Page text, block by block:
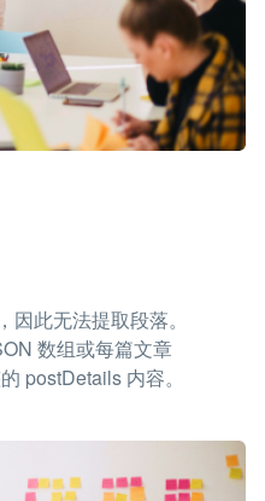
此无法提取段落。
数组或每篇文章
postDetails 内容。